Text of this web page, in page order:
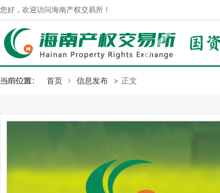
您好，欢迎访问海南产权交易所！
首页 信息发布 > 正文